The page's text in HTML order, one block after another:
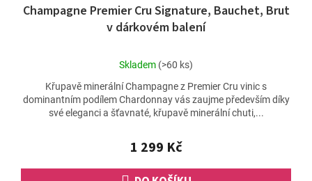
Champagne Premier Cru Signature, Bauchet, Brut
v dárkovém balení
Průměrné
produktu
je
4,6
5
hvězdiček.
Skladem (>60 ks)
1 299 Kč
Křupavě minerální Champagne z Premier Cru vinic s
dominantním podílem Chardonnay vás zaujme především díky
své eleganci a šťavnaté, křupavě minerální chuti,...